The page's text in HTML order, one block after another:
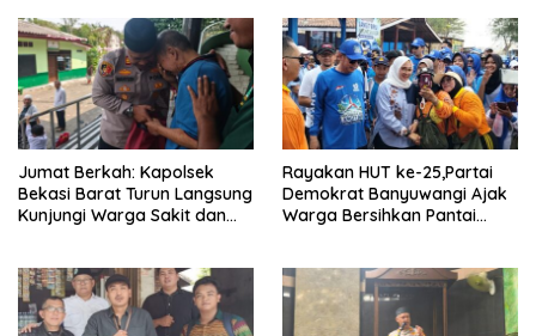
Jumat Berkah: Kapolsek
Bekasi Barat Turun Langsung
Kunjungi Warga Sakit dan
Rayakan HUT ke-25,Partai
Demokrat Banyuwangi Ajak
Warga Bersihkan Pantai